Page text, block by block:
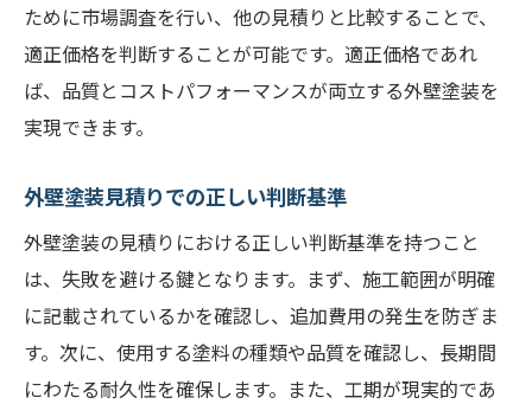
ために市場調査を行い、他の見積りと比較することで、
適正価格を判断することが可能です。適正価格であれ
ば、品質とコストパフォーマンスが両立する外壁塗装を
実現できます。
外壁塗装見積りでの正しい判断基準
外壁塗装の見積りにおける正しい判断基準を持つこと
は、失敗を避ける鍵となります。まず、施工範囲が明確
に記載されているかを確認し、追加費用の発生を防ぎま
す。次に、使用する塗料の種類や品質を確認し、長期間
にわたる耐久性を確保します。また、工期が現実的であ